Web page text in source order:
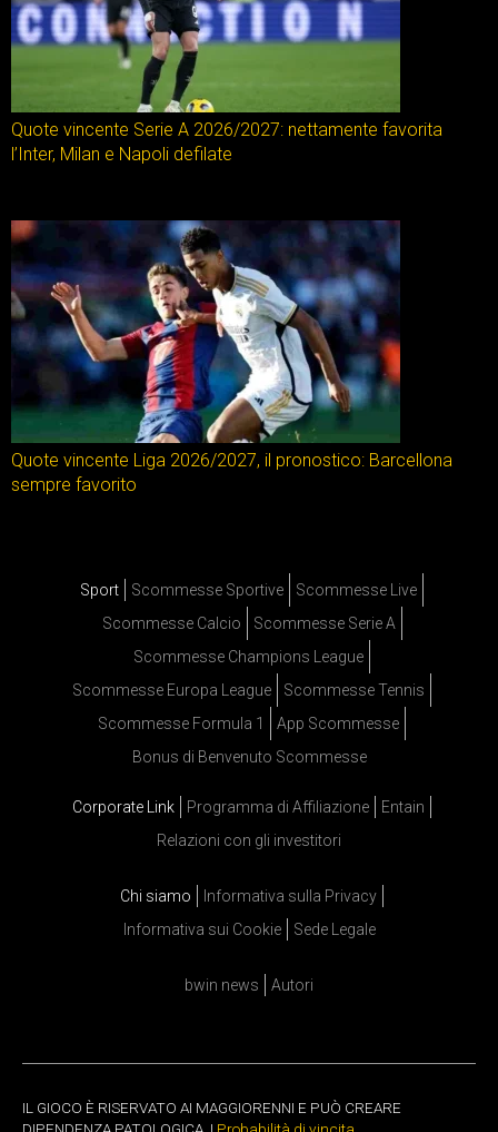
Quote vincente Serie A 2026/2027: nettamente favorita
l’Inter, Milan e Napoli defilate
Quote vincente Liga 2026/2027, il pronostico: Barcellona
sempre favorito
Sport Scommesse Sportive
Scommesse Live
Scommesse Calcio
Scommesse Serie A
Scommesse Champions League
Scommesse Europa League
Scommesse Tennis
Scommesse Formula 1
App Scommesse
Bonus di Benvenuto Scommesse
Corporate Link Programma di Affiliazione
Entain
Relazioni con gli investitori
Chi siamo
Informativa sulla Privacy
Informativa sui Cookie
Sede Legale
bwin news Autori
IL GIOCO È RISERVATO AI MAGGIORENNI E PUÒ CREARE